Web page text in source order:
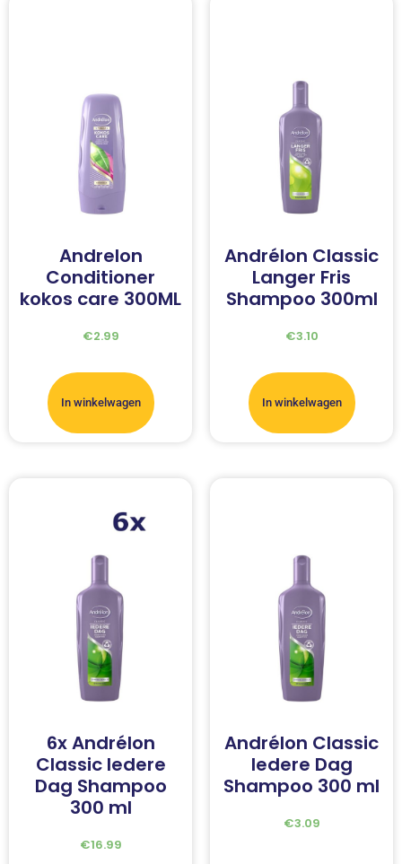
Andrelon
Conditioner
kokos care 300ML
€2.99
In winkelwagen
Andrélon Classic
Langer Fris
Shampoo 300ml
€3.10
In winkelwagen
6x Andrélon
Classic Iedere
Dag Shampoo
300 ml
€16.99
Andrélon Classic
Iedere Dag
Shampoo 300 ml
€3.09